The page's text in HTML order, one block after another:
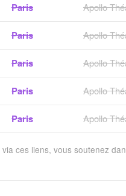
Paris Apollo
Paris Apollo
Paris Apollo
Paris Apollo
Paris Apollo
ces liens, vous soutenez